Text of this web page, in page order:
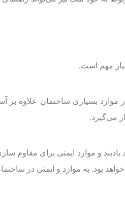
مهم است.
موارد بسیاری ساختمان
می‌گیرد.
و موارد ایمنی برای مقاوم
بود. به موارد و ایمنی در